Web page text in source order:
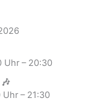
Uhr – 20:30
– 21:30